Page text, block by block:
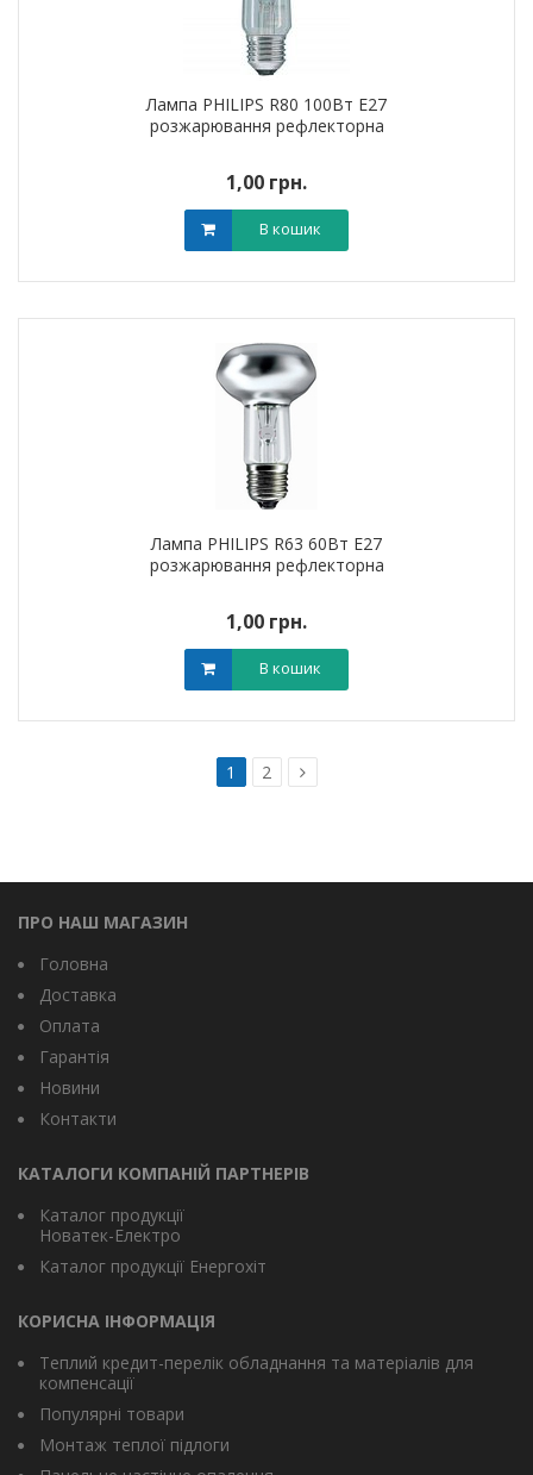
Лампа PHILIPS R80 100Вт Е27
розжарювання рефлекторна
1,00 грн.
В кошик
Лампа PHILIPS R63 60Вт Е27
розжарювання рефлекторна
1,00 грн.
В кошик
1 2
ПРО НАШ МАГАЗИН
Головна
Доставка
Оплата
Гарантія
Новини
Контакти
КАТАЛОГИ КОМПАНІЙ ПАРТНЕРІВ
Каталог продукції
Новатек-Електро
Каталог продукції Енергохіт
КОРИСНА ІНФОРМАЦІЯ
Теплий кредит-перелік обладнання та матеріалів для
компенсації
Популярні товари
Монтаж теплої підлоги